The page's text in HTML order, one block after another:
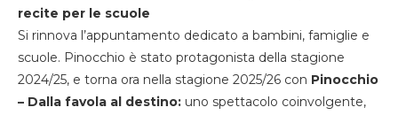
recite per le scuole
Si rinnova l’appuntamento dedicato a bambini, famiglie e
scuole. Pinocchio è stato protagonista della stagione
2024/25, e torna ora nella stagione 2025/26 con Pinocchio
– Dalla favola al destino: uno spettacolo coinvolgente,